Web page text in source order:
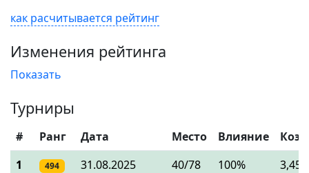
как расчитывается рейтинг
Изменения рейтинга
Показать
Турниры
# Ранг Дата Место Влияние
1
494 31.08.2025 40/78 100% 3,45